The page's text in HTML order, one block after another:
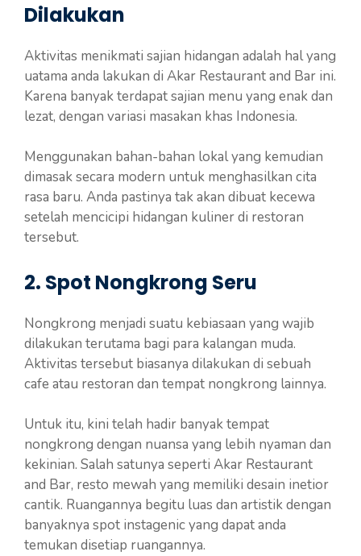
Dilakukan
Aktivitas menikmati sajian hidangan adalah hal yang
uatama anda lakukan di Akar Restaurant and Bar ini.
Karena banyak terdapat sajian menu yang enak dan
lezat, dengan variasi masakan khas Indonesia.
Menggunakan bahan-bahan lokal yang kemudian
dimasak secara modern untuk menghasilkan cita
rasa baru. Anda pastinya tak akan dibuat kecewa
setelah mencicipi hidangan kuliner di restoran
tersebut.
2. Spot Nongkrong Seru
Nongkrong menjadi suatu kebiasaan yang wajib
dilakukan terutama bagi para kalangan muda.
Aktivitas tersebut biasanya dilakukan di sebuah
cafe atau restoran dan tempat nongkrong lainnya.
Untuk itu, kini telah hadir banyak tempat
nongkrong dengan nuansa yang lebih nyaman dan
kekinian. Salah satunya seperti Akar Restaurant
and Bar, resto mewah yang memiliki desain inetior
cantik. Ruangannya begitu luas dan artistik dengan
banyaknya spot instagenic yang dapat anda
temukan disetiap ruangannya.